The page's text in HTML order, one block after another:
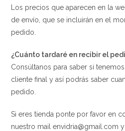
Los precios que aparecen en la
de envío, que se incluirán en el
pedido.
¿Cuánto tardaré en recibir el
Consúltanos para saber si
cliente final y así podrás saber
pedido.
Si eres tienda ponte por favor en
nuestro mail envidria@gmail.com